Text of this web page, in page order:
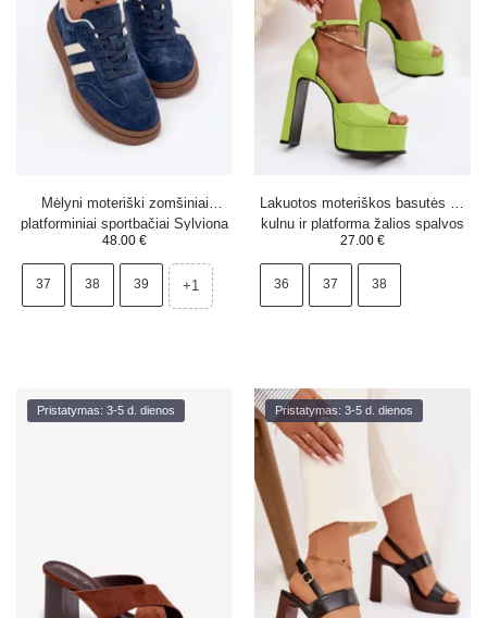
Mėlyni moteriški zomšiniai
platforminiai sportbačiai Sylviona
48.00 €
37 38 39 +1
Lakuotos moteriškos basutės su
kulnu ir platforma žalios spalvos
Horvia
27.00 €
36 37 38
Pristatymas: 3-5 d. dienos Pristatymas: 3-5 d. dienos